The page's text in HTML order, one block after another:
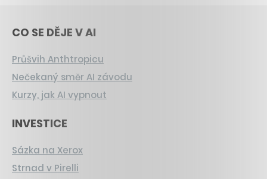
CO SE DĚJE V AI
Průšvih Anthtropicu
Nečekaný směr AI závodu
Kurzy, jak AI vypnout
INVESTICE
Sázka na Xerox
Strnad v Pirelli